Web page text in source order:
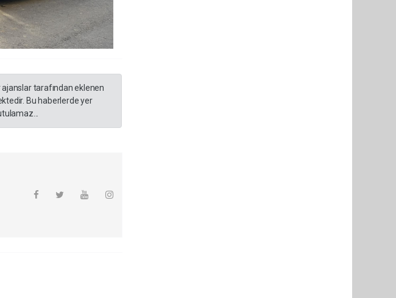
ajanslar tarafından eklenen
Bu haberlerde yer